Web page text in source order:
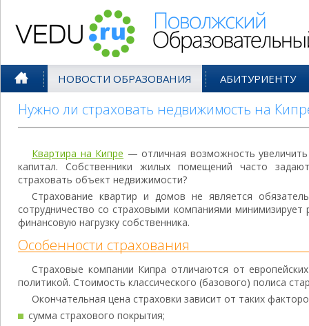
НОВОСТИ ОБРАЗОВАНИЯ АБИТУРИЕНТУ
Нужно ли страховать недвижимость на
Квартира на Кипре — отличная возможность
капитал. Собственники жилых помещений часто
страховать объект недвижимости?
Страхование квартир и домов не является
сотрудничество со страховыми компаниями
финансовую нагрузку собственника.
Особенности страхования
Страховые компании Кипра отличаются от
политикой. Стоимость классического (базового) полиса
Окончательная цена страховки зависит от таких
сумма страхового покрытия;